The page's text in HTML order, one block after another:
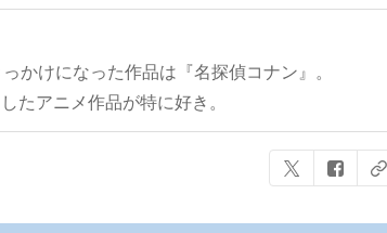
かけになった作品は『名探偵コナン』。
たアニメ作品が特に好き。